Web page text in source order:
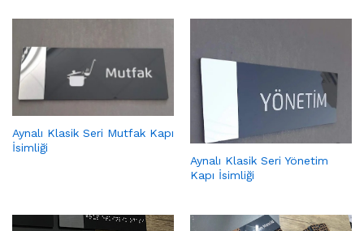
Aynalı Klasik Seri Mutfak Kapı
İsimliği
Aynalı Klasik Seri Yönetim
Kapı İsimliği